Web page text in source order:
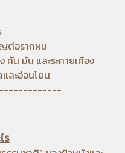
ต่อรากผม
คัน มัน และระคายเคือง
ละอ่อนโยน
ร